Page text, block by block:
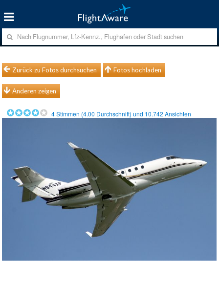
Zurück zu Fotos durchsuchen Fotos hochladen
Anderen zeigen
4Stimmen (4.00 Durchschnitt) und 10.742 Ansichten